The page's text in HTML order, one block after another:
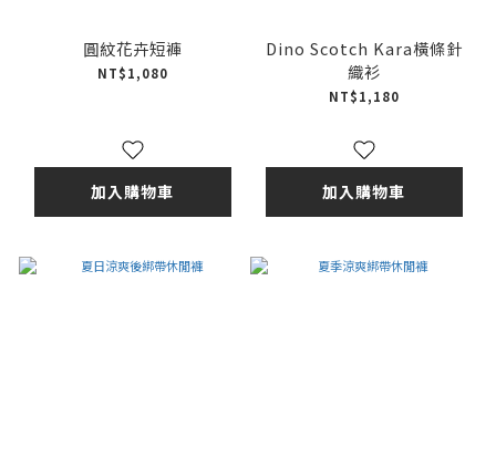
圓紋花卉短褲
NT$1,080
加入購物車
Dino Scotch Kara橫條針
織衫
NT$1,180
加入購物車